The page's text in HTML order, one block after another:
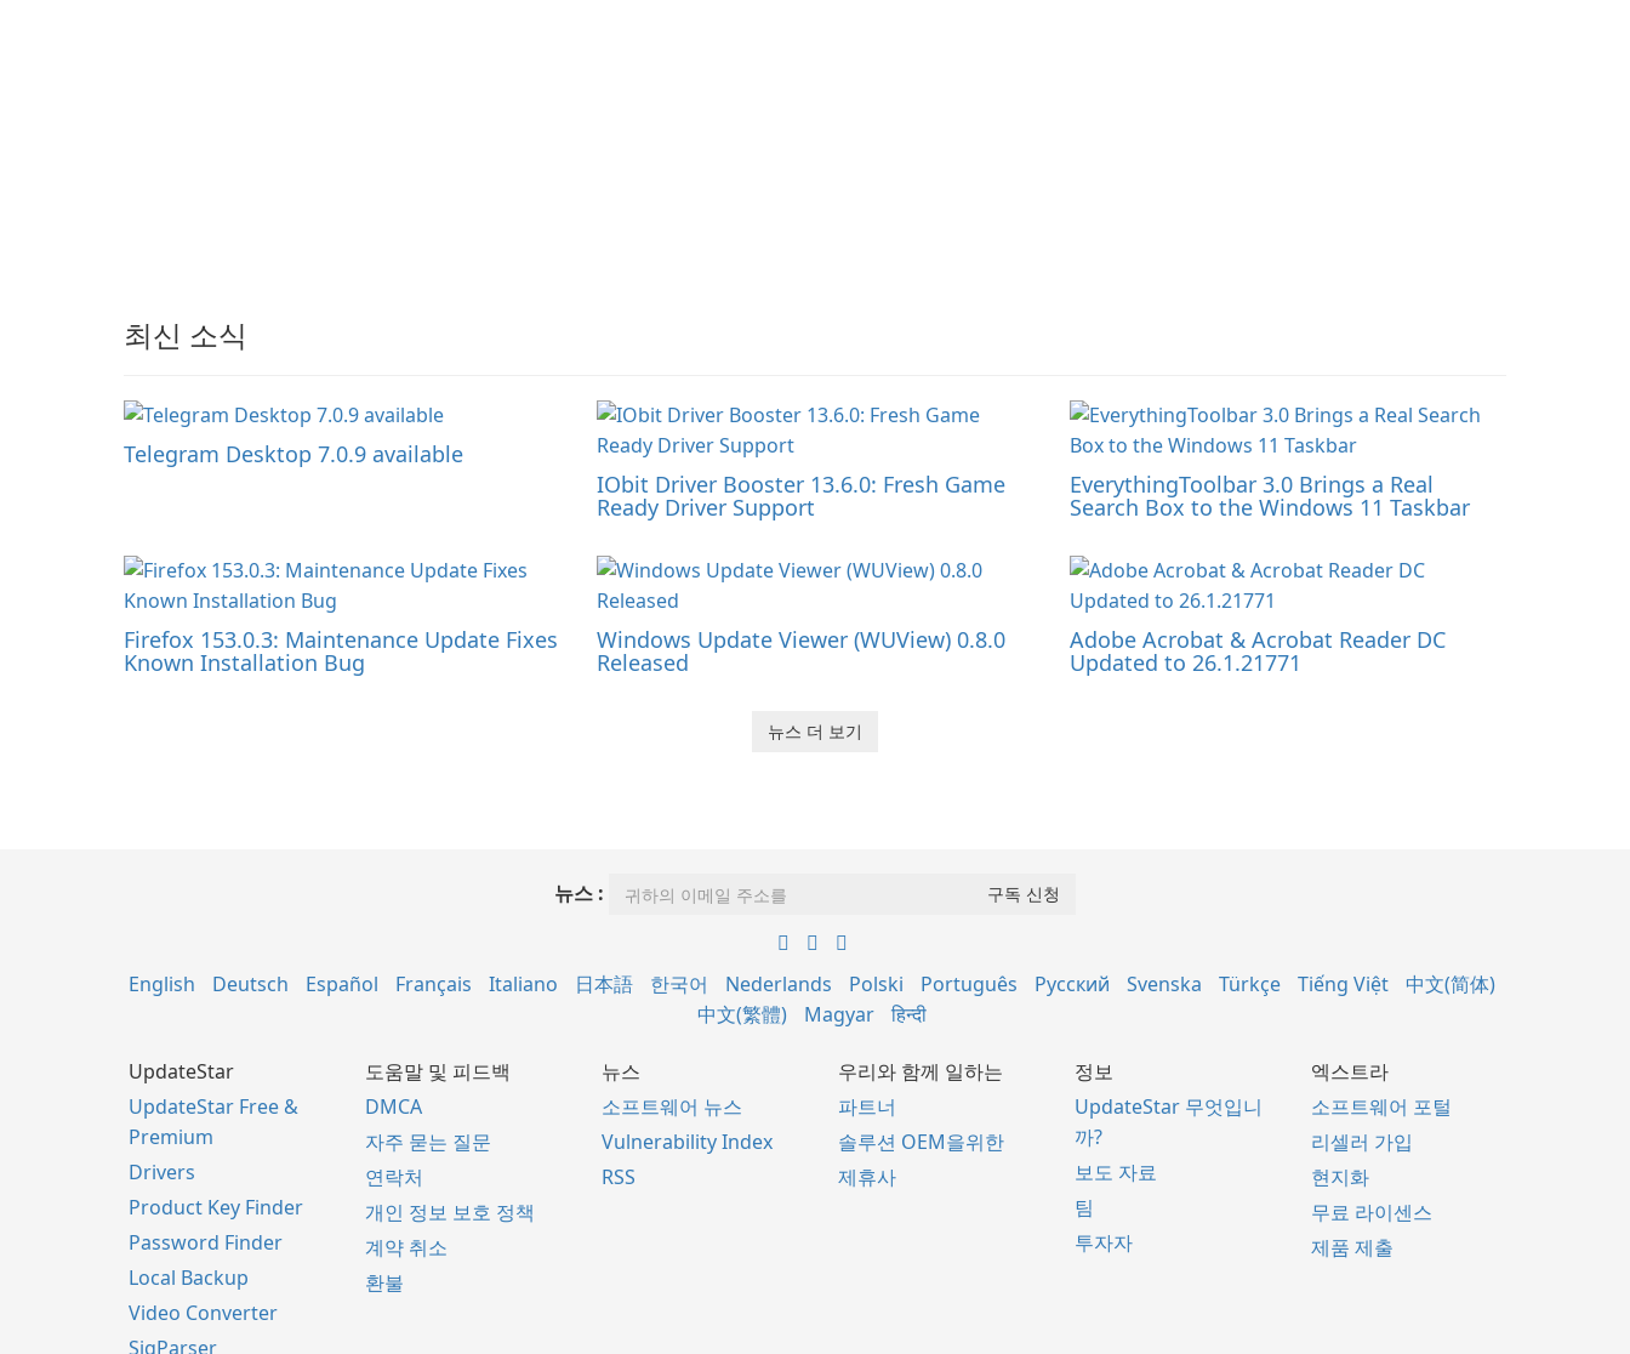
최신 소식
Telegram Desktop 7.0.9 available
IObit Driver Booster 13.6.0: Fresh Game
Ready Driver Support
EverythingToolbar 3.0 Brings a Real
Search Box to the Windows 11 Taskbar
Firefox 153.0.3: Maintenance Update Fixes
Known Installation Bug
Windows Update Viewer (WUView) 0.8.0
Released
Adobe Acrobat & Acrobat Reader DC
Updated to 26.1.21771
뉴스 더 보기
뉴스 :
English Deutsch Español Français Italiano 日本語 한국어 Nederlands Polski Português Русский Svenska Türkçe Tiếng Việt
中文(简体)
中文(繁體)
Magyar हिन्दी
UpdateStar
UpdateStar Free &
Premium
Drivers
Product Key Finder
Password Finder
Local Backup
Video Converter
SigParser
도움말 및 피드백
DMCA
자주 묻는 질문
연락처
개인 정보 보호 정책
계약 취소
환불
뉴스
소프트웨어 뉴스
Vulnerability Index
RSS
우리와 함께 일하는
파트너
솔루션 OEM을위한
제휴사
정보
UpdateStar 무엇입니
까?
보도 자료
팀
투자자
엑스트라
소프트웨어 포털
리셀러 가입
현지화
무료 라이센스
제품 제출